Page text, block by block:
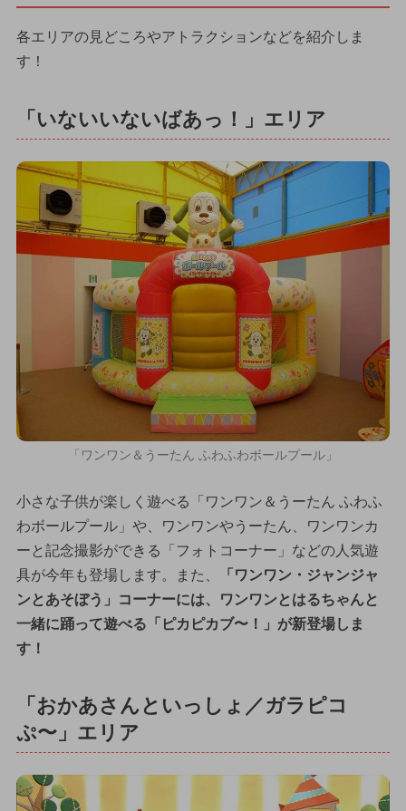
各エリアの見どころやアトラクションなどを紹介しま
す！
「いないいないばあっ！」エリア
「ワンワン＆うーたん ふわふわボールプール」
小さな子供が楽しく遊べる「ワンワン＆うーたん ふわふ
わボールプール」や、ワンワンやうーたん、ワンワンカ
ーと記念撮影ができる「フォトコーナー」などの人気遊
具が今年も登場します。また、
「ワンワン・ジャンジャ
ンとあそぼう」コーナーには、ワンワンとはるちゃんと
一緒に踊って遊べる「ピカピカブ〜！」が新登場しま
す！
「おかあさんといっしょ／ガラピコ
ぷ〜」エリア